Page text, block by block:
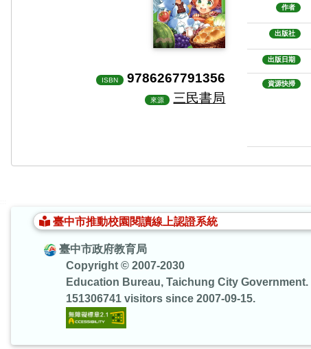
ISBN 9786267791356
來源 三民書局
作者
出版社
出版日期
資源快掃
臺中市推動校園閱讀線上認證系統
臺中市政府教育局
Copyright © 2007-2030
Education Bureau, Taichung City Government.
151306741 visitors since 2007-09-15.